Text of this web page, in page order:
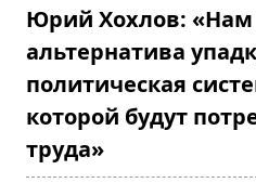
Юрий Хохлов: «Нам
альтернатива
политическая
которой будут
труда»